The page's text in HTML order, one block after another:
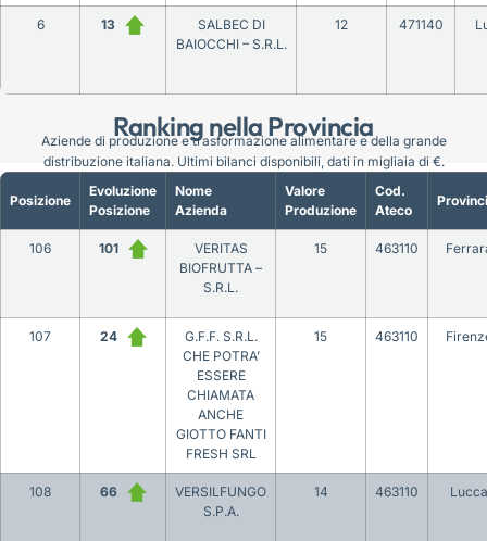
Ranking nella Provincia
6 13
SALBEC DI
BAIOCCHI – S.R.L.
12 471140
Posizione
Evoluzione
Posizione
Nome
Azienda
Valore
Produzione
Cod.
Ateco
106 101
VERITAS
BIOFRUTTA –
S.R.L.
15 463110
107 24
G.F.F. S.R.L.
CHE POTRA’
ESSERE
CHIAMATA
ANCHE
GIOTTO FANTI
FRESH SRL
15 463110
108 66
VERSILFUNGO
S.P.A.
14 463110 Lucca
Aziende di produzione e trasformazione alimentare e della grande
distribuzione italiana. Ultimi bilanci disponibili, dati in migliaia di €.